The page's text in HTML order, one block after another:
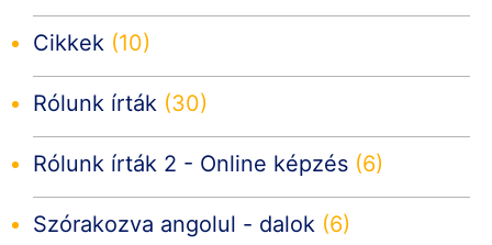
Cikkek (10)
Rólunk írták (30)
Rólunk írták 2 - Online képzés (6)
Szórakozva angolul - dalok (6)